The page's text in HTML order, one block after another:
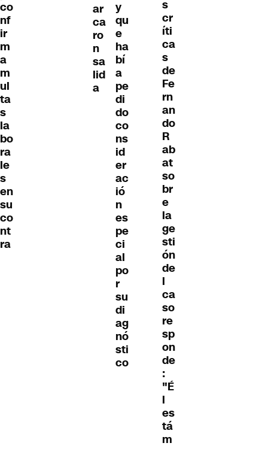
co
nf
ir
m
a
m
ul
ta
s
la
bo
ra
le
s
en
su
co
nt
ra
ar
ca
ro
n
sa
lid
a
y
qu
e
ha
bí
a
pe
di
do
co
ns
id
er
ac
ió
n
es
pe
ci
al
po
r
su
di
ag
nó
sti
co
s
cr
íti
ca
s
de
Fe
rn
an
do
R
ab
at
so
br
e
la
ge
sti
ón
de
l
ca
so
re
sp
on
de
:
"É
l
es
tá
m